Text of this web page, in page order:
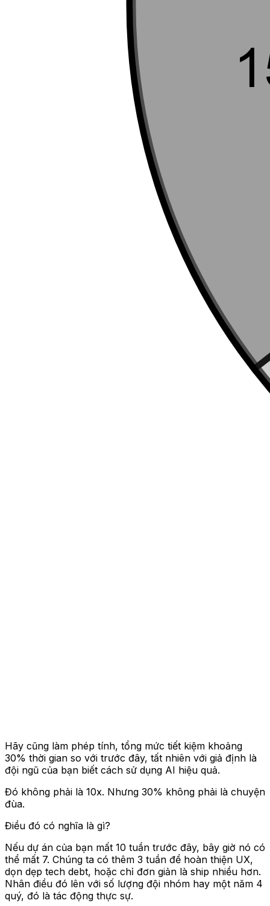
Hãy cũng làm phép tính, tổng mức tiết kiệm khoảng
30% thời gian so với trước đây, tất nhiên với giả định là
đội ngũ của bạn biết cách sử dụng AI hiệu quả.
Đó không phải là 10x. Nhưng 30% không phải là chuyện
đùa.
Điều đó có nghĩa là gì?
Nếu dự án của bạn mất 10 tuần trước đây, bây giờ nó có
thể mất 7. Chúng ta có thêm 3 tuần để hoàn thiện UX,
dọn dẹp tech debt, hoặc chỉ đơn giản là ship nhiều hơn.
Nhân điều đó lên với số lượng đội nhóm hay một năm 4
quý, đó là tác động thực sự.